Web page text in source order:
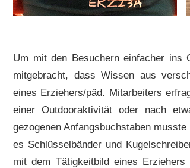
Um mit den Besuchern einfacher ins
mitgebracht, dass Wissen aus
eines Erziehers/päd. Mitarbeiters
einer Outdooraktivität oder nach
gezogenen Anfangsbuchstaben
es Schlüsselbänder und
mit dem Tätigkeitbild eines